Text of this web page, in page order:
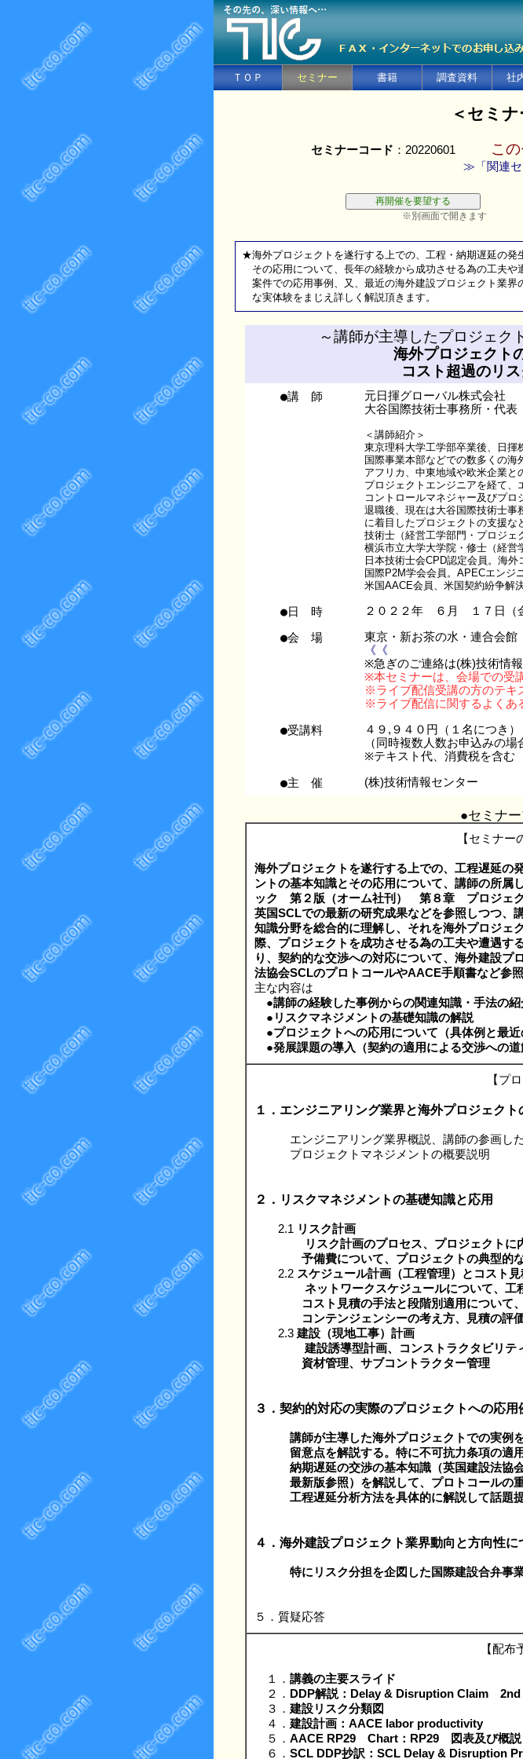
ＴＯＰ セミナー 書籍 調査資料 社
＜セミナ
セミナーコード ：20220601 こ
≫「関連セ
※別画面で開きます
★海外プロジェクトを遂行する上での、工程・納期遅延の発
その応用について、長年の経験から成功させる為の工夫
案件での応用事例、又、最近の海外建設プロジェクト業
な実体験をまじえ詳しく解説頂きます。
～講師が主導したプロジェク
海外プロジェクト
コスト超過のリ
●講 師
元日揮グローバル株式会社
大谷国際技術士事務所・代表
＜講師紹介＞
東京理科大学工学部卒業後、日揮
国際事業本部などでの数多くの海
アフリカ、中東地域や欧米企業と
プロジェクトエンジニアを経て、
コントロールマネジャー及びプロ
退職後、現在は大谷国際技術士事
に着目したプロジェクトの支援な
技術士（経営工学部門・プロジェ
横浜市立大学大学院・修士（経営
日本技術士会CPD認定会員。海外
国際P2M学会会員。APECエンジ
米国AACE会員、米国契約紛争解
●日 時 ２０２２年 ６月 １７日（
●会 場 東京・新お茶の水・連合会
《《
※急ぎのご連絡は(株)技術情
※本セミナーは、会場での受
※ライブ配信受講の方のテキ
※ライブ配信に関するよくあ
●受講料
４９,９４０円（１名につき）
（同時複数人数お申込みの場
※テキスト代、消費税を含む
●主 催 (株)技術情報センター
●セミナ
【セミナー
海外プロジェクトを遂行する上での、工程遅延の
ントの基本知識とその応用について、講師の所属
ック 第２版（オーム社刊） 第８章 プロジェク
英国SCLでの最新の研究成果などを参照しつつ、
知識分野を総合的に理解し、それを海外プロジェ
際、プロジェクトを成功させる為の工夫や遭遇す
り、契約的な交渉への対応について、海外建設プ
法協会SCLのプロトコールやAACE手順書など参
主な内容は
●講師の経験した事例からの関連知識・手法の紹
● リスクマネジメントの基礎知識の解説
●プロジェクトへの応用について（具体例と最近
●発展課題の導入（契約の適用による交渉への道
【プ
１．エンジニアリング業界と海外プロジェクト
エンジニアリング業界概説、講師の参画した
プロジェクトマネジメントの概要説明
２．リスクマネジメントの基礎知識と応用
2.1 リスク計画
リスク計画のプロセス、プロジェクトに
予備費について、プロジェクトの典型的な
2.2 スケジュール計画（工程管理）とコスト見
ネットワークスケジュールについて、工
コスト見積の手法と段階別適用について、
コンテンジェンシーの考え方、見積の評価
2.3 建設（現地工事）計画
建設誘導型計画、コンストラクタビリテ
資材管理、サブコントラクター管理
３．契約的対応の実際のプロジェクトへの応用
講師が主導した海外プロジェクトでの実例
留意点を解説する。特に不可抗力条項の適用
納期遅延の交渉の基本知識（英国建設法協
最新版参照）を解説して、プロトコールの重
工程遅延分析方法を具体的に解説して話題提
４．海外建設プロジェクト業界動向と方向性に
特にリスク分担を企図した国際建設合弁事
５．質疑応答
【配布
１． 講義の主要スライド
２． DDP解説：Delay & Disruption Claim 2nd
３． 建設リスク分類図
４． 建設計画：AACE labor productivity
５． AACE RP29 Chart：RP29 図表及び概説
６． SCL DDP抄訳：SCL Delay & Disruption